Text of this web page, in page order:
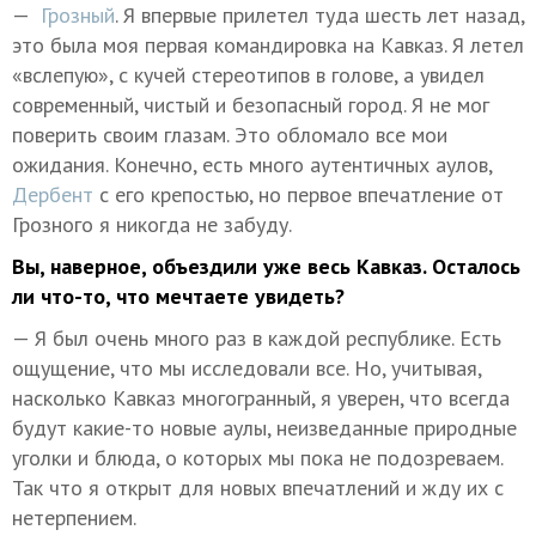
— Грозный. Я впервые прилетел туда шесть лет назад,
это была моя первая командировка на Кавказ. Я летел
«вслепую», с кучей стереотипов в голове, а увидел
современный, чистый и безопасный город. Я не мог
поверить своим глазам. Это обломало все мои
ожидания. Конечно, есть много аутентичных аулов,
Дербент с его крепостью, но первое впечатление от
Грозного я никогда не забуду.
Вы, наверное, объездили уже весь Кавказ. Осталось
ли что-то, что мечтаете увидеть?
— Я был очень много раз в каждой республике. Есть
ощущение, что мы исследовали все. Но, учитывая,
насколько Кавказ многогранный, я уверен, что всегда
будут какие-то новые аулы, неизведанные природные
уголки и блюда, о которых мы пока не подозреваем.
Так что я открыт для новых впечатлений и жду их с
нетерпением.